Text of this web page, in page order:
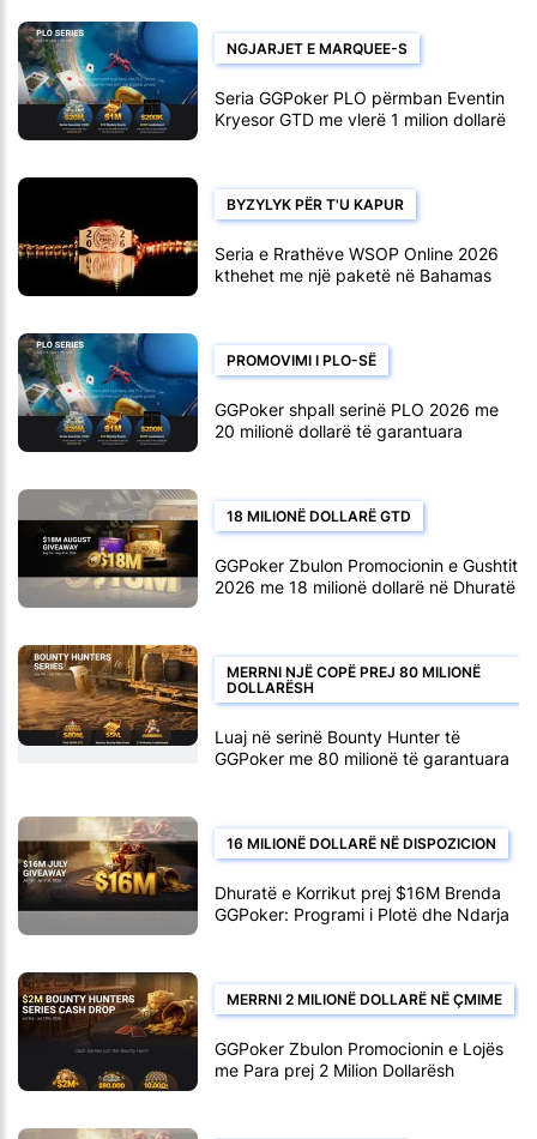
NGJARJET E MARQUEE-S
Seria GGPoker PLO përmban Eventin
Kryesor GTD me vlerë 1 milion dollarë
BYZYLYK PËR T'U KAPUR
Seria e Rrathëve WSOP Online 2026
kthehet me një paketë në Bahamas
PROMOVIMI I PLO-SË
GGPoker shpall serinë PLO 2026 me
20 milionë dollarë të garantuara
18 MILIONË DOLLARË GTD
GGPoker Zbulon Promocionin e Gushtit
2026 me 18 milionë dollarë në Dhuratë
MERRNI NJË COPË PREJ 80 MILIONË
DOLLARËSH
Luaj në serinë Bounty Hunter të
GGPoker me 80 milionë të garantuara
16 MILIONË DOLLARË NË DISPOZICION
Dhuratë e Korrikut prej $16M Brenda
GGPoker: Programi i Plotë dhe Ndarja
MERRNI 2 MILIONË DOLLARË NË ÇMIME
GGPoker Zbulon Promocionin e Lojës
me Para prej 2 Milion Dollarësh